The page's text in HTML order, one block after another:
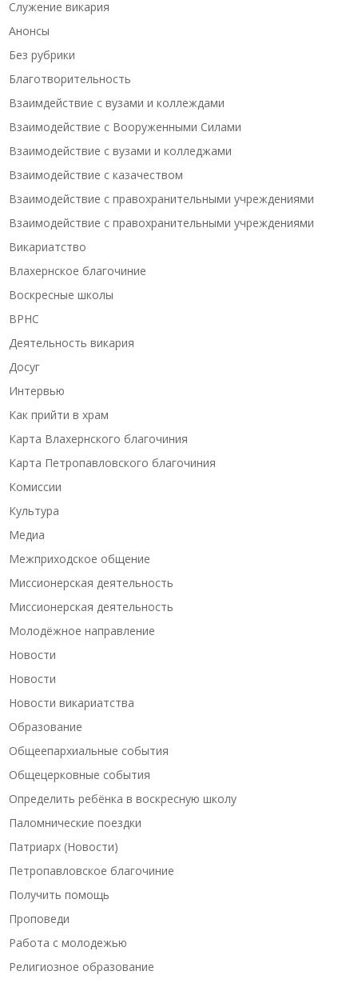
Cлужение викария
Анонсы
Без рубрики
Благотворительность
Взаимдействие с вузами и коллеждами
Взаимодействие с Вооруженными Силами
Взаимодействие с вузами и колледжами
Взаимодействие с казачеством
Взаимодействие с правохранительными учреждениями
Взаимодействие с правохранительными учреждениями
Викариатство
Влахернское благочиние
Воскресные школы
ВРНС
Деятельность викария
Досуг
Интервью
Как прийти в храм
Карта Влахернского благочиния
Карта Петропавловского благочиния
Комиссии
Культура
Медиа
Межприходское общение
Миссионерская деятельность
Миссионерская деятельность
Молодёжное направление
Новости
Новости
Новости викариатства
Образование
Общеепархиальные события
Общецерковные события
Определить ребёнка в воскресную школу
Паломнические поездки
Патриарх (Новости)
Петропавловское благочиние
Получить помощь
Проповеди
Работа с молодежью
Религиозное образование